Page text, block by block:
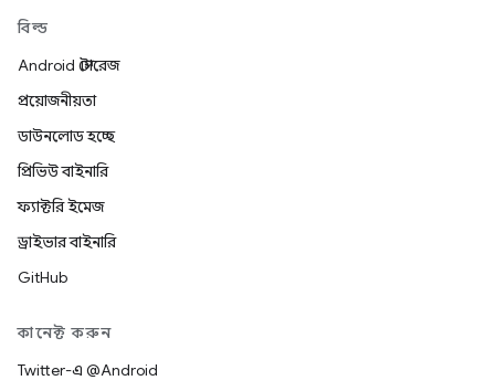
বিল্ড
Android স্টোরেজ
প্রয়োজনীয়তা
ডাউনলোড হচ্ছে
প্রিভিউ বাইনারি
ফ্যাক্টরি ইমেজ
ড্রাইভার বাইনারি
GitHub
কানেক্ট করুন
Twitter-এ @Android